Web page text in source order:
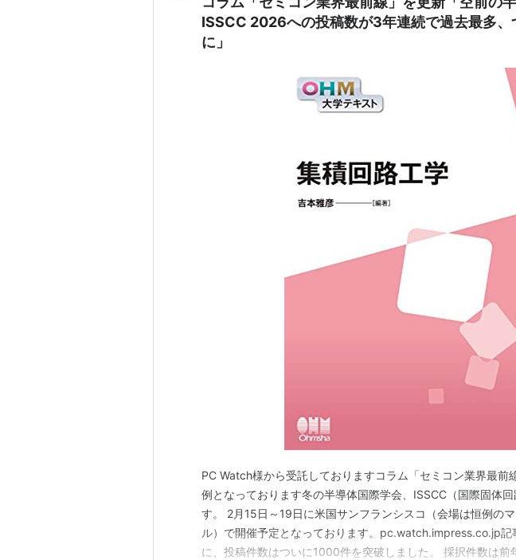
ISSCC 2026への投稿数が3年連続で過去最多、
に」
PC Watch様から受託しておりますコラム「セミコン業界最前
例となっております冬の半導体国際学会、ISSCC（国際固体
す。 2月15日～19日に米国サンフランシスコ（会場は恒例の
ル）で開催予定となっております。pc.watch.impress.co.jp記
に、投稿件数はついに1000件を突破しました。 採択件数は前